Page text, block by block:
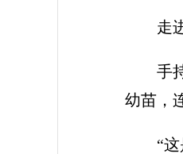
走
手
幼苗，
“